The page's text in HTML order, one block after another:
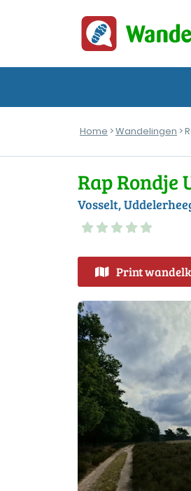
Home >Wandelingen >
Rap Rondje
Vosselt,
Print